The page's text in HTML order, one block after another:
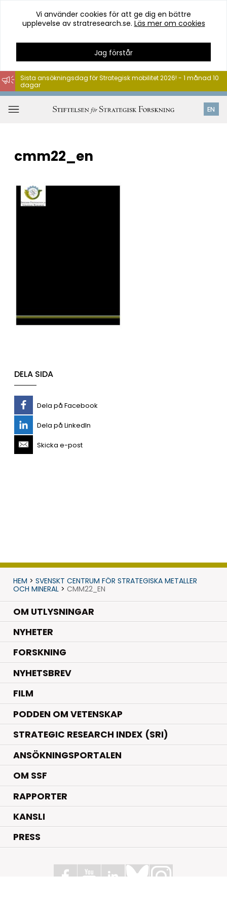
Hoppa
till
innehåll
Vi använder cookies för att ge dig en bättre
upplevelse av stratresearch.se. Läs mer om cookies
Jag förstår
EN
Sista ansökningsdag för Strategisk mobilitet 2026! - 1 månad 10
dagar
cmm22_en
DELA SIDA
Dela på Facebook
Dela på LinkedIn
Skicka e-post
HEM > SVENSKT CENTRUM FÖR STRATEGISKA METALLER
OCH MINERAL> CMM22_EN
OM UTLYSNINGAR
NYHETER.
FORSKNING.
NYHETSBREV
FILM
PODDEN OM VETENSKAP
STRATEGIC RESEARCH INDEX (SRI)
ANSÖKNINGSPORTALEN
OM SSF
RAPPORTER
KANSLI
PRESS